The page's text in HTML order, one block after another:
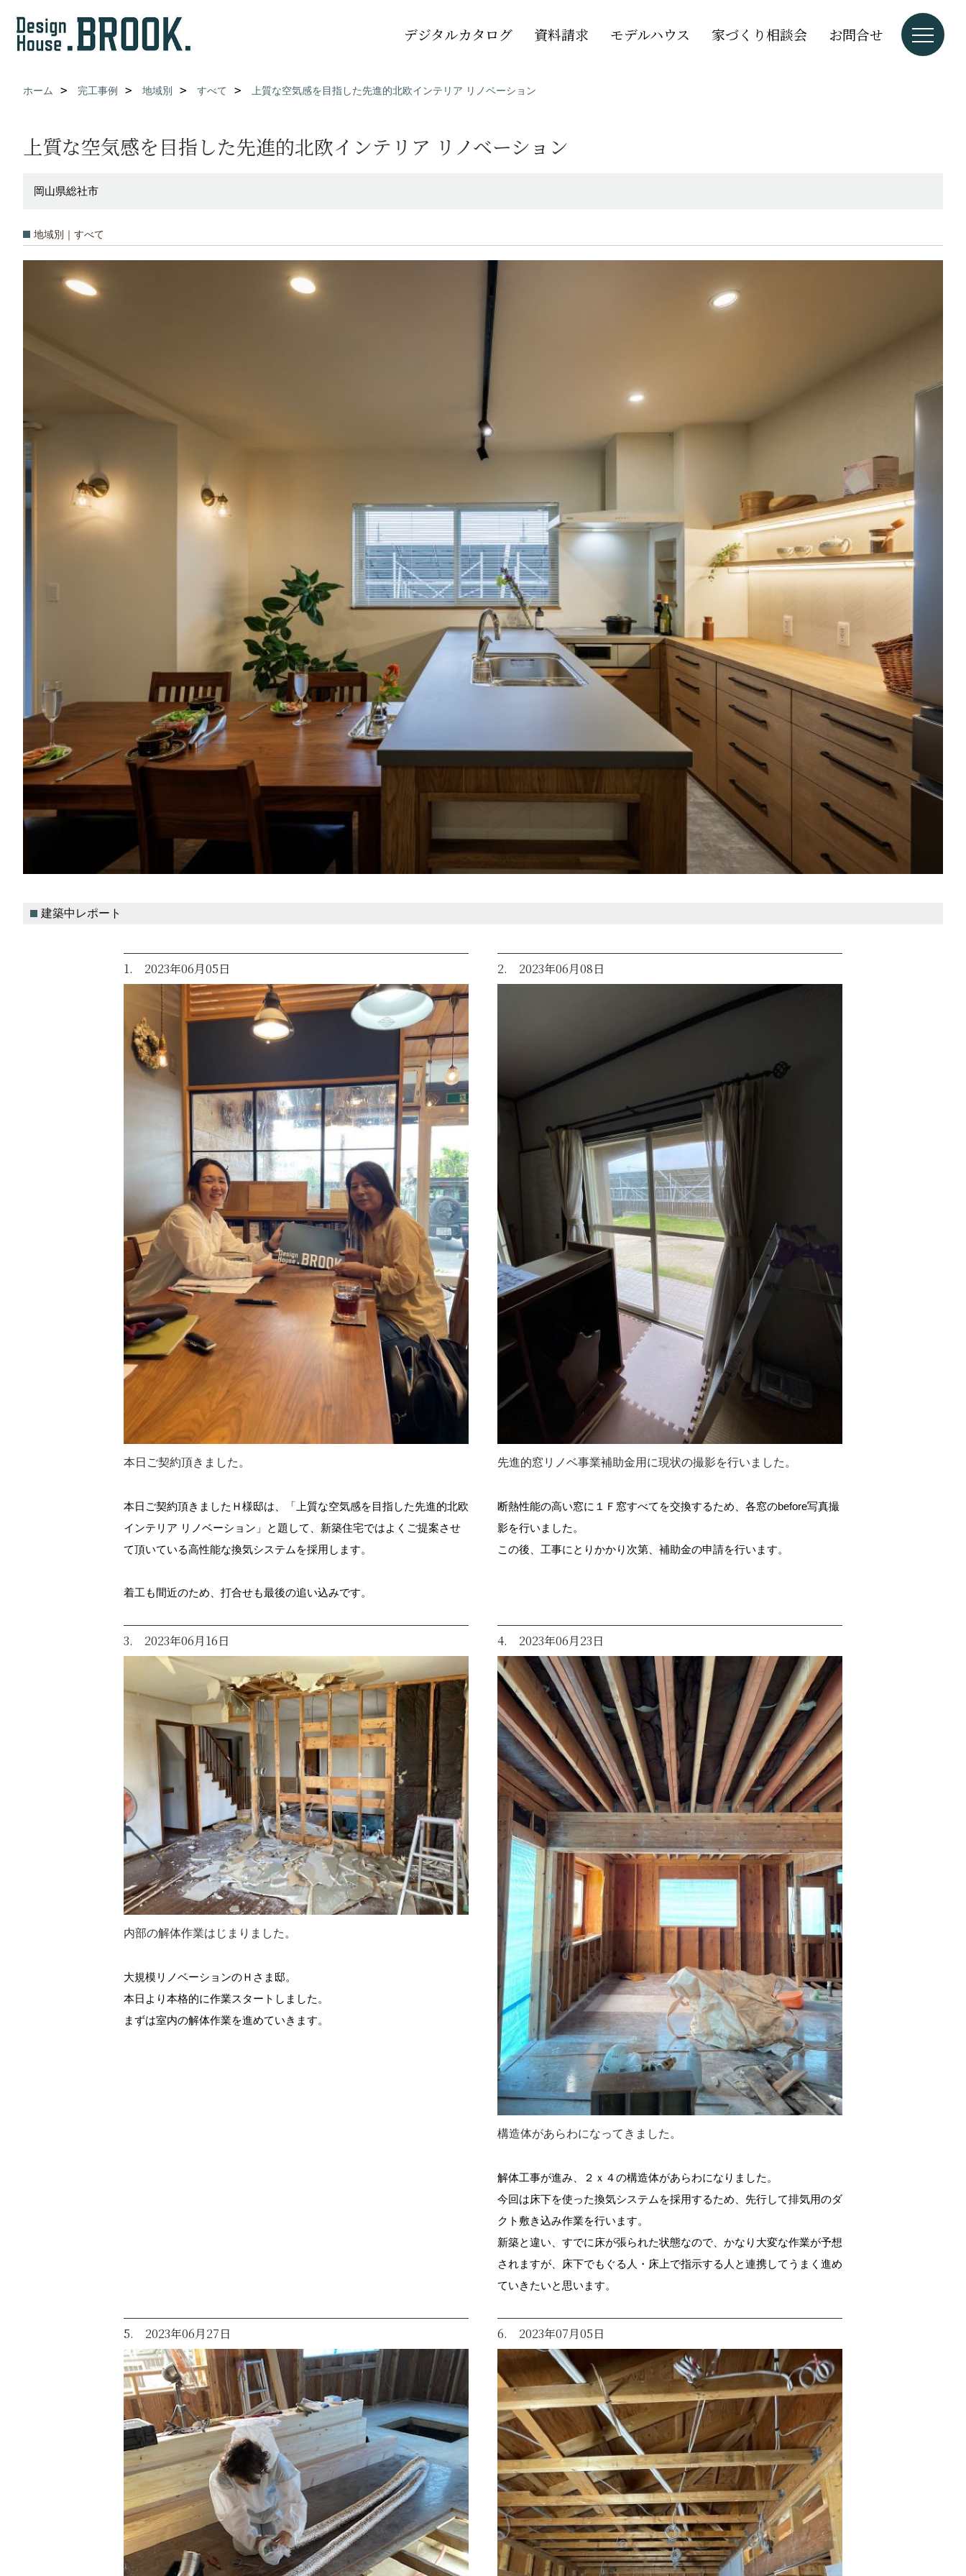
デジタルカタログ 資料請求 モデルハウス 家づくり相談会 お問合せ
ホーム 完工事例 地域別 すべて 上質な空気感を目指した先進的北欧インテリア リノベーション
上質な空気感を目指した先進的北欧インテリア リノベーション
岡山県総社市
地域別｜すべて
建築中レポート
1. 2023年06月05日
本日ご契約頂きました。
本日ご契約頂きましたＨ様邸は、「上質な空気感を目指した先進的北欧
インテリア リノベーション」と題して、新築住宅ではよくご提案させ
て頂いている高性能な換気システムを採用します。
着工も間近のため、打合せも最後の追い込みです。
2. 2023年06月08日
先進的窓リノベ事業補助金用に現状の撮影を行いました。
断熱性能の高い窓に１Ｆ窓すべてを交換するため、各窓のbefore写真撮
影を行いました。
この後、工事にとりかかり次第、補助金の申請を行います。
3. 2023年06月16日
内部の解体作業はじまりました。
大規模リノベーションのＨさま邸。
本日より本格的に作業スタートしました。
まずは室内の解体作業を進めていきます。
4. 2023年06月23日
構造体があらわになってきました。
解体工事が進み、２ｘ４の構造体があらわになりました。
今回は床下を使った換気システムを採用するため、先行して排気用のダ
クト敷き込み作業を行います。
新築と違い、すでに床が張られた状態なので、かなり大変な作業が予想
されますが、床下でもぐる人・床上で指示する人と連携してうまく進め
ていきたいと思います。
5. 2023年06月27日 6. 2023年07月05日